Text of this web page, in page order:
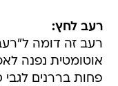
רעב לחץ:
רעב זה דומה
אוטומטית נפנה
פחות בררנים